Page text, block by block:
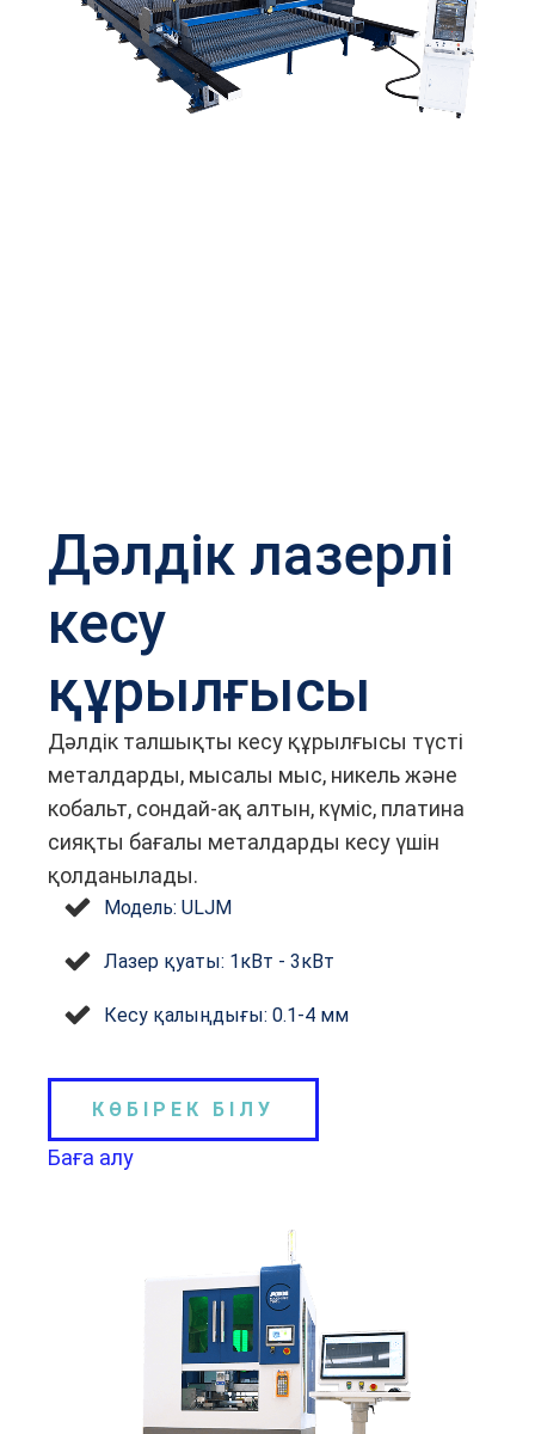
Дәлдік лазерлі
кесу
құрылғысы
Дәлдік талшықты кесу құрылғысы түсті
металдарды, мысалы мыс, никель және
кобальт, сондай-ақ алтын, күміс, платина
сияқты бағалы металдарды кесу үшін
қолданылады.
Модель: ULJM
Лазер қуаты: 1кВт - 3кВт
Кесу қалыңдығы: 0.1-4 мм
КӨБІРЕК БІЛУ
Баға алу